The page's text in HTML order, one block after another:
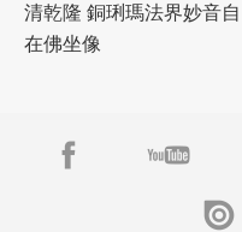
清乾隆 銅琍瑪法界妙音自
在佛坐像